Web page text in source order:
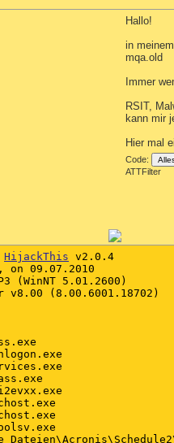
Hallo!
in
mqa.old
Immer
RSIT,
kann mir
Hier mal
Code:
ATTFilter
HijackThis v2.0.4
on 09.07.2010
(WinNT 5.01.2600)
(8.00.6001.18702)